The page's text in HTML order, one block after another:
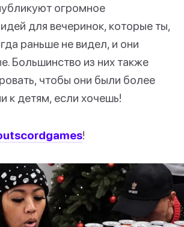
огромное
для вечеринок, которые ты,
раньше не видел, и они
Большинство из них также
чтобы они были более
детям, если хочешь!
!